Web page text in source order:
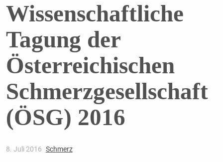
Wissenschaftliche
Tagung der
Österreichischen
Schmerzgesellschaft
(ÖSG) 2016
8. Juli 2016 Schmerz